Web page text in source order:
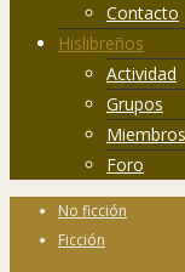
Contacto
Hislibreños
Actividad
Grupos
Miembros
Foro
No ficción
Ficción